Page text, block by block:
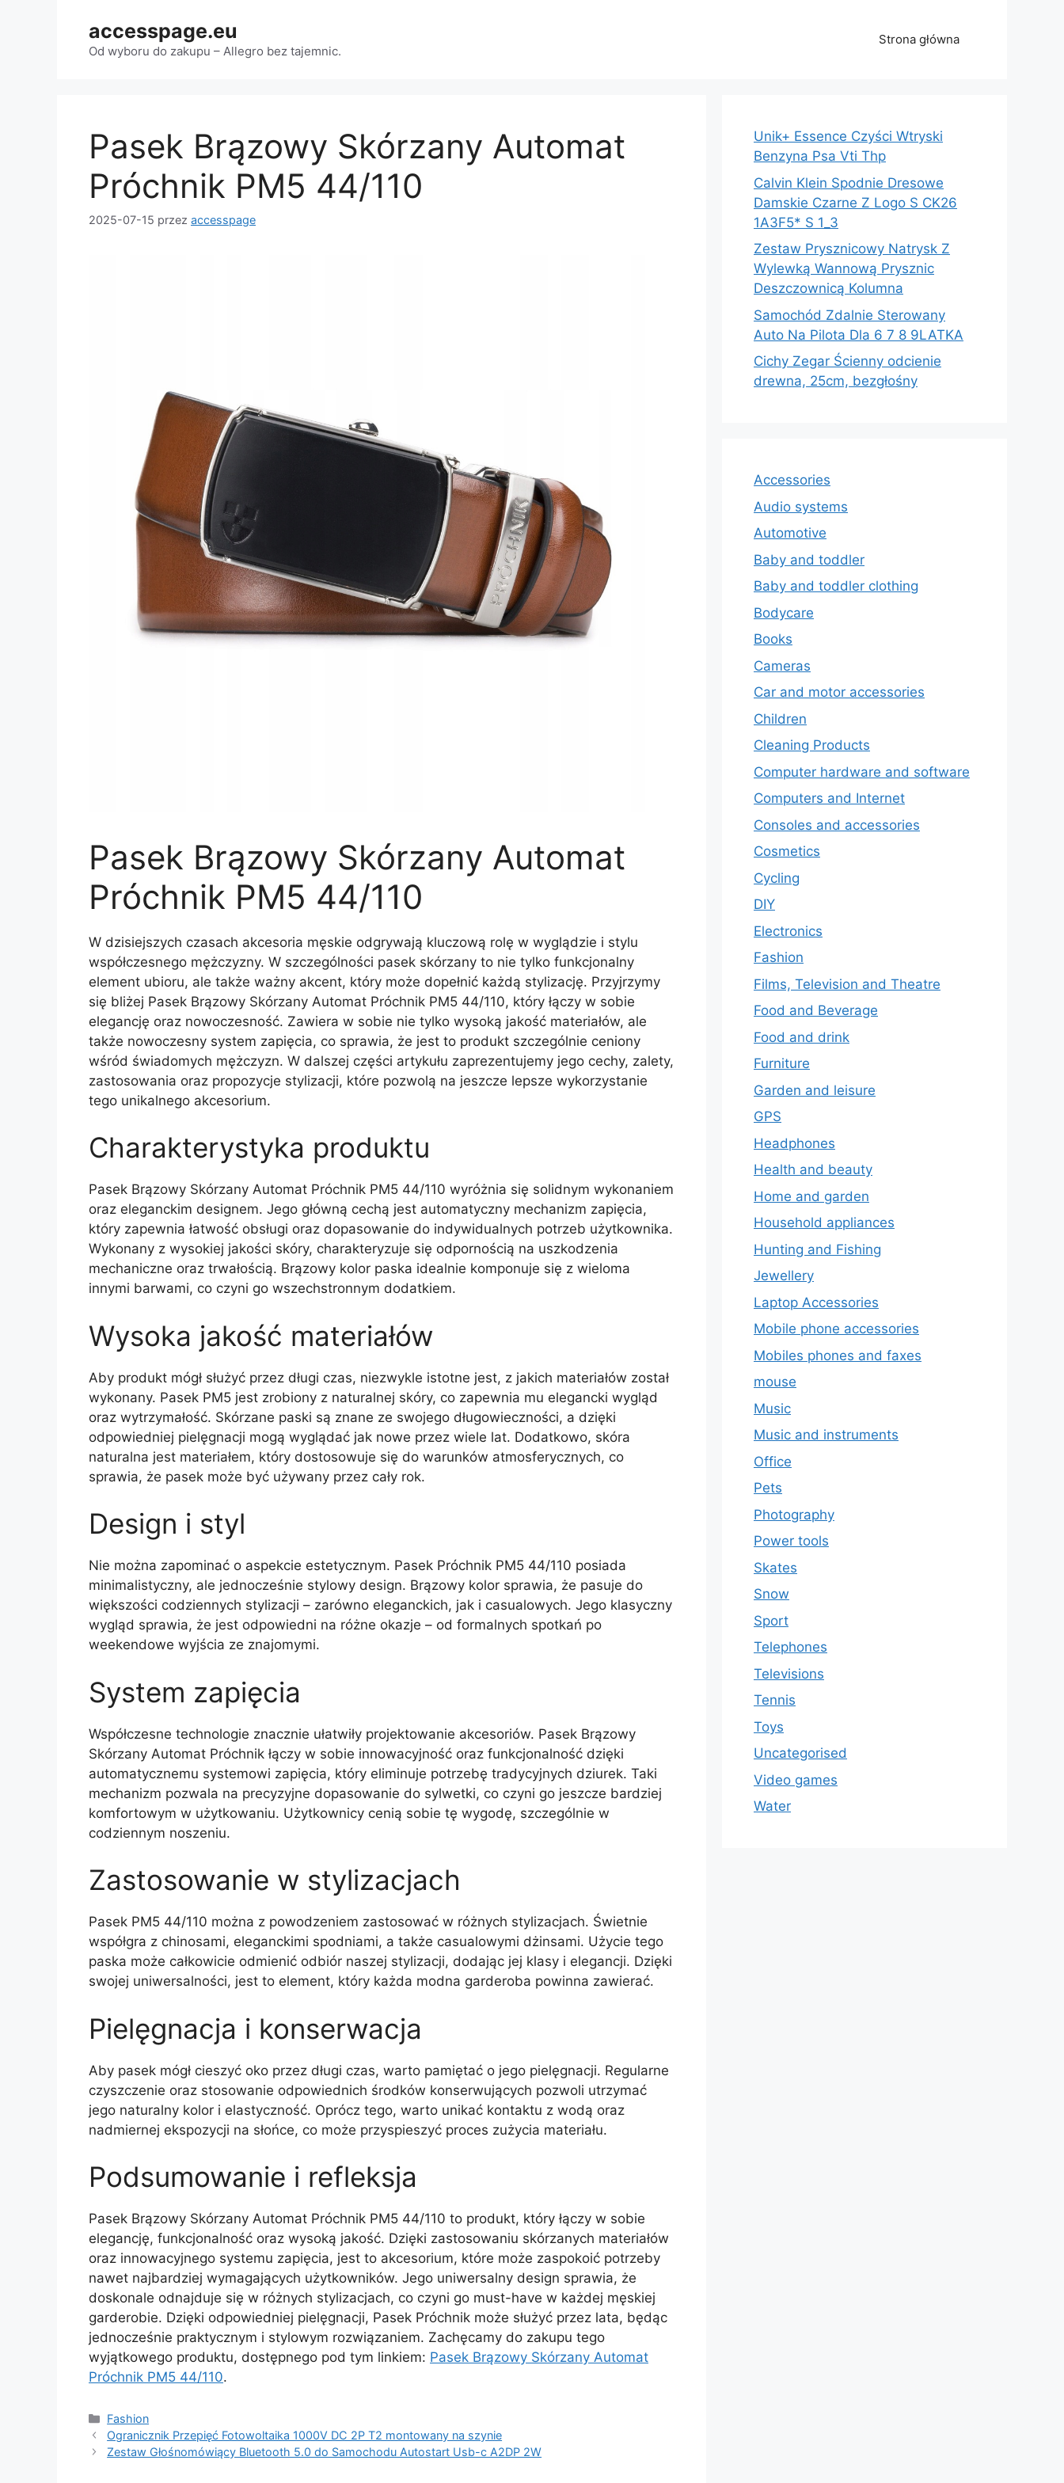
accesspage.eu
Od wyboru do zakupu – Allegro bez tajemnic.
Strona główna
Pasek Brązowy Skórzany Automat
Próchnik PM5 44/110
2025-07-15 przez accesspage
Pasek Brązowy Skórzany Automat
Próchnik PM5 44/110
W dzisiejszych czasach akcesoria męskie odgrywają kluczową rolę w wyglądzie i stylu
współczesnego mężczyzny. W szczególności pasek skórzany to nie tylko funkcjonalny
element ubioru, ale także ważny akcent, który może dopełnić każdą stylizację. Przyjrzymy
się bliżej Pasek Brązowy Skórzany Automat Próchnik PM5 44/110, który łączy w sobie
elegancję oraz nowoczesność. Zawiera w sobie nie tylko wysoką jakość materiałów, ale
także nowoczesny system zapięcia, co sprawia, że jest to produkt szczególnie ceniony
wśród świadomych mężczyzn. W dalszej części artykułu zaprezentujemy jego cechy, zalety,
zastosowania oraz propozycje stylizacji, które pozwolą na jeszcze lepsze wykorzystanie
tego unikalnego akcesorium.
Charakterystyka produktu
Pasek Brązowy Skórzany Automat Próchnik PM5 44/110 wyróżnia się solidnym wykonaniem
oraz eleganckim designem. Jego główną cechą jest automatyczny mechanizm zapięcia,
który zapewnia łatwość obsługi oraz dopasowanie do indywidualnych potrzeb użytkownika.
Wykonany z wysokiej jakości skóry, charakteryzuje się odpornością na uszkodzenia
mechaniczne oraz trwałością. Brązowy kolor paska idealnie komponuje się z wieloma
innymi barwami, co czyni go wszechstronnym dodatkiem.
Wysoka jakość materiałów
Aby produkt mógł służyć przez długi czas, niezwykle istotne jest, z jakich materiałów został
wykonany. Pasek PM5 jest zrobiony z naturalnej skóry, co zapewnia mu elegancki wygląd
oraz wytrzymałość. Skórzane paski są znane ze swojego długowieczności, a dzięki
odpowiedniej pielęgnacji mogą wyglądać jak nowe przez wiele lat. Dodatkowo, skóra
naturalna jest materiałem, który dostosowuje się do warunków atmosferycznych, co
sprawia, że pasek może być używany przez cały rok.
Design i styl
Nie można zapominać o aspekcie estetycznym. Pasek Próchnik PM5 44/110 posiada
minimalistyczny, ale jednocześnie stylowy design. Brązowy kolor sprawia, że pasuje do
większości codziennych stylizacji – zarówno eleganckich, jak i casualowych. Jego klasyczny
wygląd sprawia, że jest odpowiedni na różne okazje – od formalnych spotkań po
weekendowe wyjścia ze znajomymi.
System zapięcia
Współczesne technologie znacznie ułatwiły projektowanie akcesoriów. Pasek Brązowy
Skórzany Automat Próchnik łączy w sobie innowacyjność oraz funkcjonalność dzięki
automatycznemu systemowi zapięcia, który eliminuje potrzebę tradycyjnych dziurek. Taki
mechanizm pozwala na precyzyjne dopasowanie do sylwetki, co czyni go jeszcze bardziej
komfortowym w użytkowaniu. Użytkownicy cenią sobie tę wygodę, szczególnie w
codziennym noszeniu.
Zastosowanie w stylizacjach
Pasek PM5 44/110 można z powodzeniem zastosować w różnych stylizacjach. Świetnie
współgra z chinosami, eleganckimi spodniami, a także casualowymi dżinsami. Użycie tego
paska może całkowicie odmienić odbiór naszej stylizacji, dodając jej klasy i elegancji. Dzięki
swojej uniwersalności, jest to element, który każda modna garderoba powinna zawierać.
Pielęgnacja i konserwacja
Aby pasek mógł cieszyć oko przez długi czas, warto pamiętać o jego pielęgnacji. Regularne
czyszczenie oraz stosowanie odpowiednich środków konserwujących pozwoli utrzymać
jego naturalny kolor i elastyczność. Oprócz tego, warto unikać kontaktu z wodą oraz
nadmiernej ekspozycji na słońce, co może przyspieszyć proces zużycia materiału.
Podsumowanie i refleksja
Pasek Brązowy Skórzany Automat Próchnik PM5 44/110 to produkt, który łączy w sobie
elegancję, funkcjonalność oraz wysoką jakość. Dzięki zastosowaniu skórzanych materiałów
oraz innowacyjnego systemu zapięcia, jest to akcesorium, które może zaspokoić potrzeby
nawet najbardziej wymagających użytkowników. Jego uniwersalny design sprawia, że
doskonale odnajduje się w różnych stylizacjach, co czyni go must-have w każdej męskiej
garderobie. Dzięki odpowiedniej pielęgnacji, Pasek Próchnik może służyć przez lata, będąc
jednocześnie praktycznym i stylowym rozwiązaniem. Zachęcamy do zakupu tego
wyjątkowego produktu, dostępnego pod tym linkiem: Pasek Brązowy Skórzany Automat
Próchnik PM5 44/110.
Kategorie
Fashion
Ogranicznik Przepięć Fotowoltaika 1000V DC 2P T2 montowany na szynie
Zestaw Głośnomówiący Bluetooth 5.0 do Samochodu Autostart Usb-c A2DP 2W
Unik+ Essence Czyści Wtryski
Benzyna Psa Vti Thp
Calvin Klein Spodnie Dresowe
Damskie Czarne Z Logo S CK26
1A3F5* S 1_3
Zestaw Prysznicowy Natrysk Z
Wylewką Wannową Prysznic
Deszczownicą Kolumna
Samochód Zdalnie Sterowany
Auto Na Pilota Dla 6 7 8 9LATKA
Cichy Zegar Ścienny odcienie
drewna, 25cm, bezgłośny
Accessories
Audio systems
Automotive
Baby and toddler
Baby and toddler clothing
Bodycare
Books
Cameras
Car and motor accessories
Children
Cleaning Products
Computer hardware and software
Computers and Internet
Consoles and accessories
Cosmetics
Cycling
DIY
Electronics
Fashion
Films, Television and Theatre
Food and Beverage
Food and drink
Furniture
Garden and leisure
GPS
Headphones
Health and beauty
Home and garden
Household appliances
Hunting and Fishing
Jewellery
Laptop Accessories
Mobile phone accessories
Mobiles phones and faxes
mouse
Music
Music and instruments
Office
Pets
Photography
Power tools
Skates
Snow
Sport
Telephones
Televisions
Tennis
Toys
Uncategorised
Video games
Water